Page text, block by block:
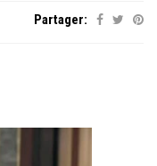
Partager: